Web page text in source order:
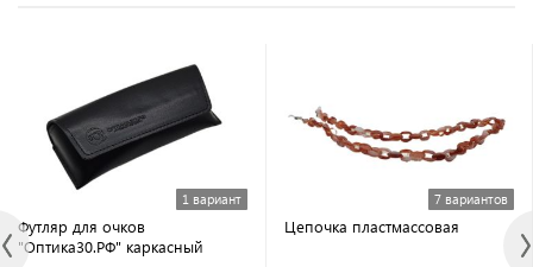
1 вариант
Футляр для очков
"Оптика30.РФ" каркасный
7 вариантов
Цепочка пластмассовая